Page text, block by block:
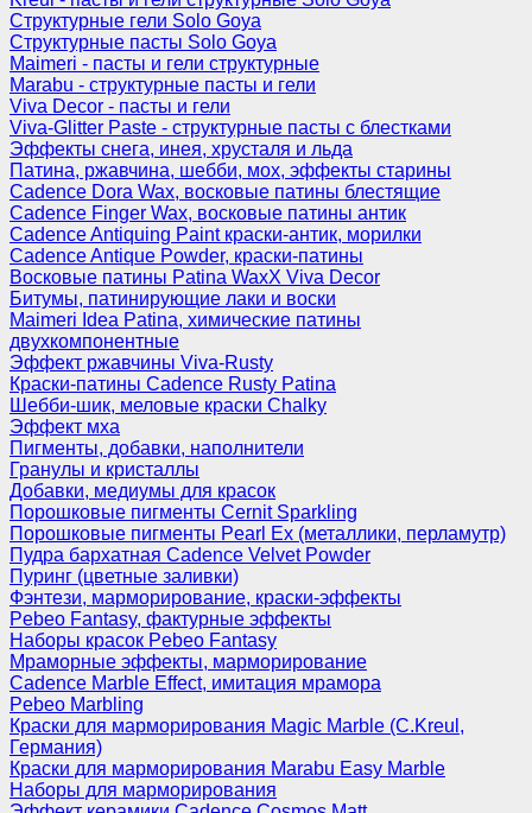
Структурные гели Solo Goya
Структурные пасты Solo Goya
Maimeri - пасты и гели структурные
Marabu - структурные пасты и гели
Viva Decor - пасты и гели
Viva-Glitter Paste - структурные пасты с блестками
Эффекты снега, инея, хрусталя и льда
Патина, ржавчина, шебби, мох, эффекты старины
Cadence Dora Wax, восковые патины блестящие
Cadence Finger Wax, восковые патины антик
Сadence Antiquing Paint краски-антик, морилки
Cadence Antique Powder, краски-патины
Восковые патины Patina WaxX Viva Decor
Битумы, патинирующие лаки и воски
Maimeri Idea Patina, химические патины
двухкомпонентные
Эффект ржавчины Viva-Rusty
Краски-патины Cadence Rusty Patina
Шебби-шик, меловые краски Chalky
Эффект мха
Пигменты, добавки, наполнители
Гранулы и кристаллы
Добавки, медиумы для красок
Порошковые пигменты Cernit Sparkling
Порошковые пигменты Pearl Ex (металлики, перламутр)
Пудра бархатная Cadence Velvet Powder
Пуринг (цветные заливки)
Фэнтези, марморирование, краски-эффекты
Pebeo Fantasy, фактурные эффекты
Наборы красок Pebeo Fantasy
Мраморные эффекты, марморирование
Cadence Marble Effect, имитация мрамора
Pebeo Marbling
Краски для марморирования Magic Marble (C.Kreul,
Германия)
Краски для марморирования Marabu Easy Marble
Наборы для марморирования